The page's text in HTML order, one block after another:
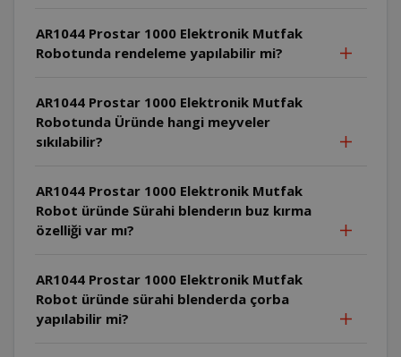
AR1044 Prostar 1000 Elektronik Mutfak
Robotunda rendeleme yapılabilir mi?
AR1044 Prostar 1000 Elektronik Mutfak
Robotunda Üründe hangi meyveler
sıkılabilir?
AR1044 Prostar 1000 Elektronik Mutfak
Robot üründe Sürahi blenderın buz kırma
özelliği var mı?
AR1044 Prostar 1000 Elektronik Mutfak
Robot üründe sürahi blenderda çorba
yapılabilir mi?